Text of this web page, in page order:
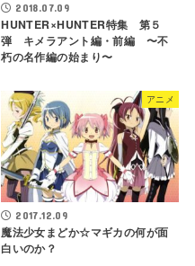
2018.07.09
HUNTER×HUNTER特集 第５
弾 キメラアント編・前編 〜不
朽の名作編の始まり〜
アニメ
2017.12.09
魔法少女まどか☆マギカの何が面
白いのか？